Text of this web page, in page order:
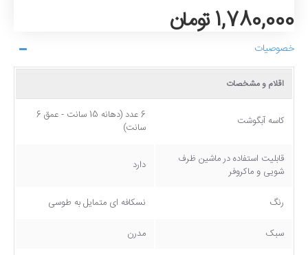
1,780,000 تومان
خصوصیات
اقلام و مشخصات
کاسه آبگوشت
6 عدد (دهانه 15 سانت - عمق 6
سانت)
قابلیت استفاده در ماشین ظرف
شویی و ماکروفر
دارد
رنگ نسکافه ای متمایل به طوسی
سبک مدرن